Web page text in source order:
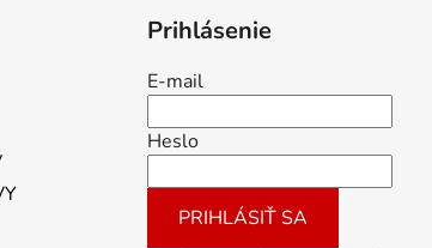
Prihlásenie
E-mail
Heslo
PRIHLÁSIŤ SA